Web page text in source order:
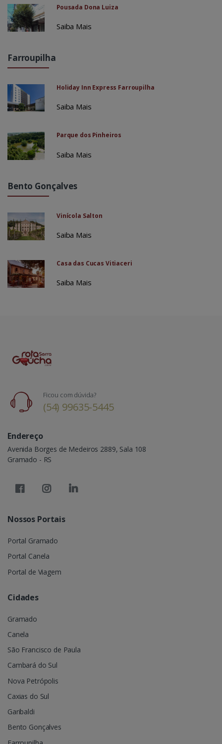
Pousada Dona Luiza
Saiba Mais
Farroupilha
Holiday Inn Express Farroupilha
Saiba Mais
Parque dos Pinheiros
Saiba Mais
Bento Gonçalves
Vinícola Salton
Saiba Mais
Casa das Cucas Vitiaceri
Saiba Mais
Ficou com dúvida?
(54) 99635-5445
Endereço
Avenida Borges de Medeiros 2889, Sala 108
Gramado - RS
Nossos Portais
Portal Gramado
Portal Canela
Portal de Viagem
Cidades
Gramado
Canela
São Francisco de Paula
Cambará do Sul
Nova Petrópolis
Caxias do Sul
Garibaldi
Bento Gonçalves